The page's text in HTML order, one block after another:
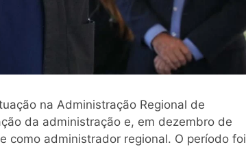
na Administração Regional de
da administração e, em dezembro de
como administrador regional. O período foi